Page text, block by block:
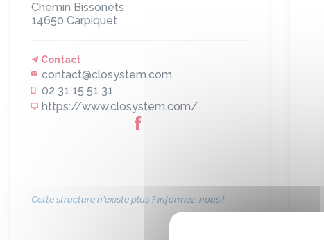
Chemin Bissonets
14650 Carpiquet
Contact
contact@closystem.com
02 31 15 51 31
https://www.closystem.com/
Cette structure n'existe plus ? informez-nous !